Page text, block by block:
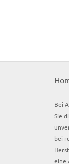
Bei
Sie
bei
eine